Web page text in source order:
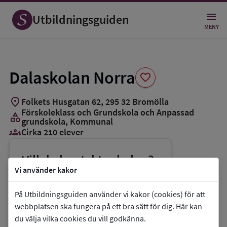
Vi använder kakor
På Utbildningsguiden använder vi kakor (cookies) för att
webbplatsen ska fungera på ett bra sätt för dig. Här kan
du välja vilka cookies du vill godkänna.
Utbildningsguiden MENY
Dalaskolan Norra favorite
Spara
som
favorit
location_on Folkets Husgatan 62, 295 32 Bromölla
categoryFörskoleklass och Grundskola och Anpassad
grundskola, Kommunal
groups_3Cirka 210 elever
Vill du kontakta skolan?
phoneTelefon:0456-822162
mailE-post:esra.ozturk@bromolla.se
link Webbplats: Dalaskolan Norra